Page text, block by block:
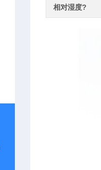
相对湿度?